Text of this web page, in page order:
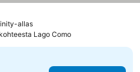
allas
Lago Como